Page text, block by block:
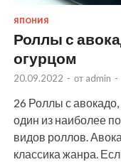
ЯПОНИЯ
Роллы с
огурцом
20.09.2022 - от admin -
26 Роллы с
один из наиболее
видов роллов.
классика жанра.